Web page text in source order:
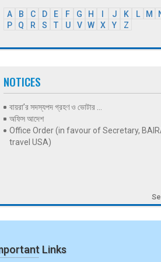
A B C D E F G H J K L M
P
Q R S T U V W X Y Z
NOTICES
বায়রা’র সদস্যপদ গ্রহণ ও ভোটার ...
অফিস আদেশ
Office Order (in favour of Secretary,
travel USA)
Links